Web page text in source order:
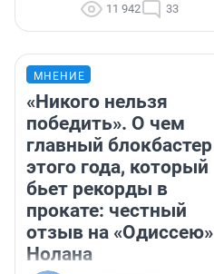
11 942 33
МНЕНИЕ
«Никого нельзя
победить». О чем
главный блокбастер
этого года, который
бьет рекорды в
прокате: честный
отзыв на «Одиссею»
Нолана